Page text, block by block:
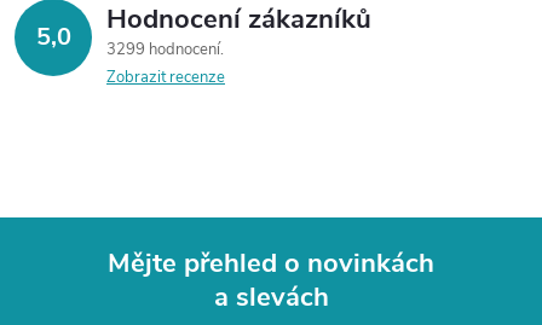
5,0 Hodnocení zákazníků
3299 hodnocení
Zobrazit recenze
Mějte přehled o novinkách
a slevách